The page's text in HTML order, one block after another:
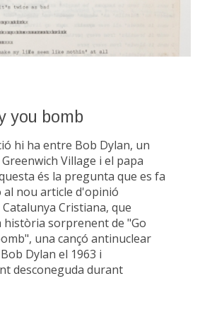
you bomb
hi ha entre Bob Dylan, un
Village i el papa
és la pregunta que es fa
nou article d'opinió
Cristiana, que
història sorprenent de "Go
una cançó antinuclear
Dylan el 1963 i
desconeguda durant